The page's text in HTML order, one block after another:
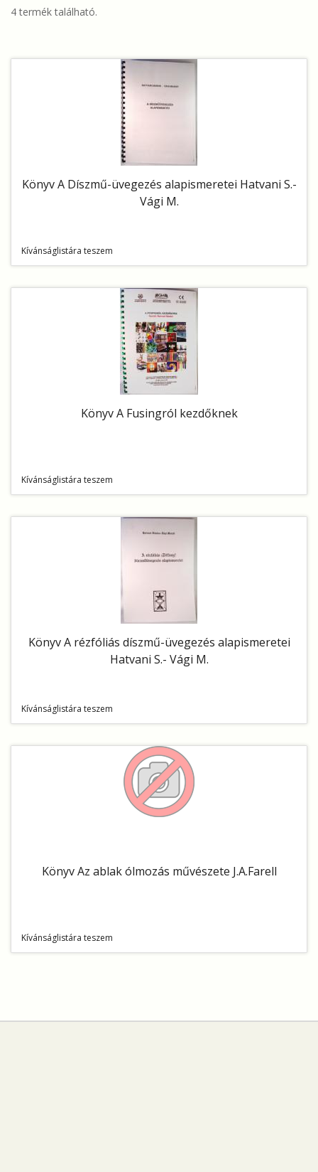
4 termék található.
Könyv A Díszmű-üvegezés alapismeretei Hatvani S.-
Vági M.
Kívánságlistára teszem
Könyv A Fusingról kezdőknek
Kívánságlistára teszem
Könyv A rézfóliás díszmű-üvegezés alapismeretei
Hatvani S.- Vági M.
Kívánságlistára teszem
Könyv Az ablak ólmozás művészete J.A.Farell
Kívánságlistára teszem